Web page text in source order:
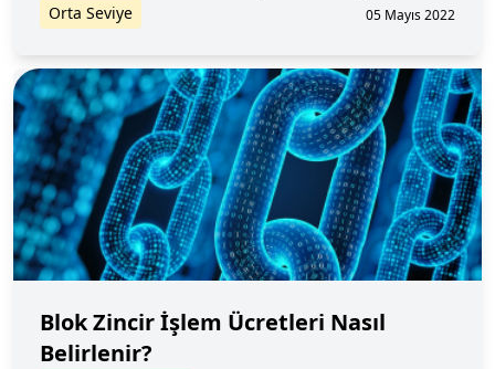
Orta Seviye 05 Mayıs 2022
Blok Zincir İşlem Ücretleri Nasıl
Belirlenir?